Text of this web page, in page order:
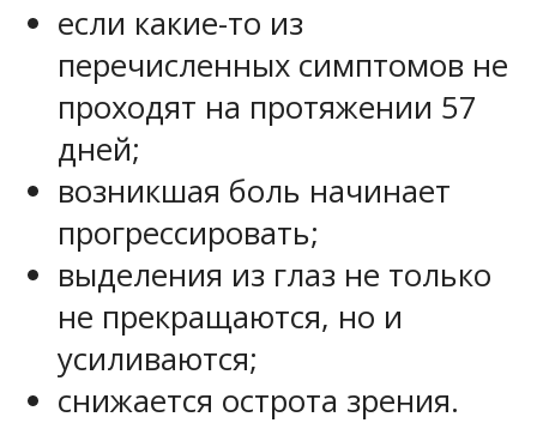
если какие-то из
перечисленных симптомов не
проходят на протяжении 57
дней;
возникшая боль начинает
прогрессировать;
выделения из глаз не только
не прекращаются, но и
усиливаются;
снижается острота зрения.